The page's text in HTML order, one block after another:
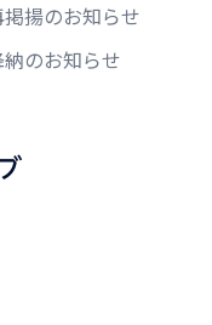
揚のお知らせ
のお知らせ